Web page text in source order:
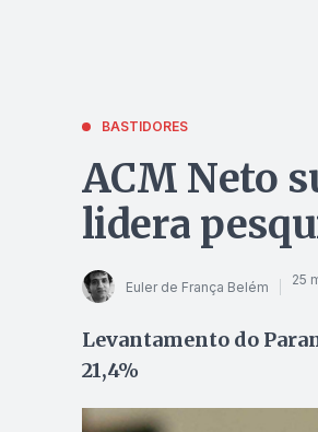
BASTIDORES
ACM Neto
lidera
Euler de França Belém 25
Levantamento do
21,4%